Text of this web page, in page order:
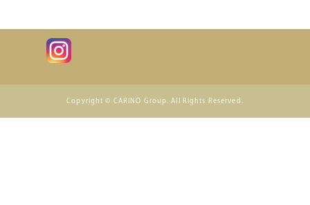
Copyright © CARINO Group. All Rights Reserved.